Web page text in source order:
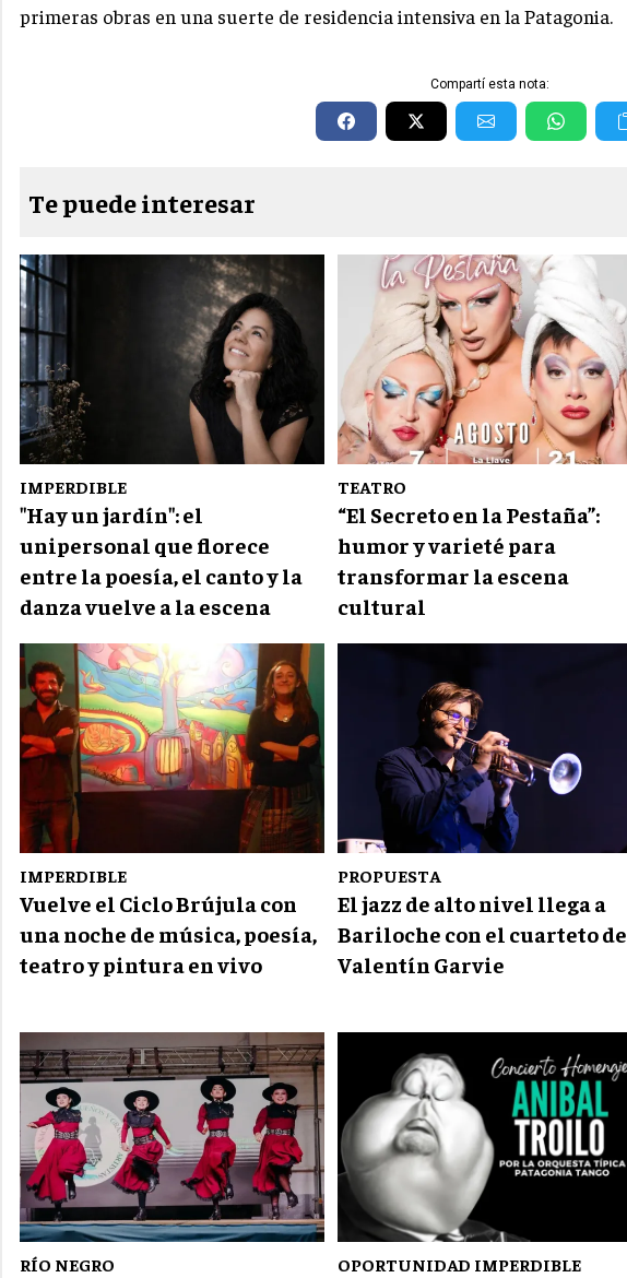
primeras obras en una suerte de residencia intensiva en la Patagonia.
Compartí esta nota:
Te puede interesar
IMPERDIBLE
"Hay un jardín": el
unipersonal que florece
entre la poesía, el canto y la
danza vuelve a la escena
TEATRO
“El Secreto en la Pestaña”:
humor y varieté para
transformar la escena
cultural
IMPERDIBLE
Vuelve el Ciclo Brújula con
una noche de música, poesía,
teatro y pintura en vivo
PROPUESTA
El jazz de alto nivel llega a
Bariloche con el cuarteto de
Valentín Garvie
RÍO NEGRO OPORTUNIDAD IMPERDIBLE